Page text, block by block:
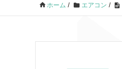
ホーム / エアコン /